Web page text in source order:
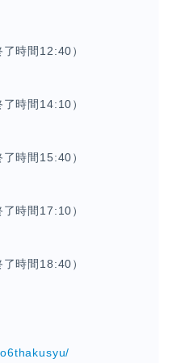
時間12:40）
時間14:10）
時間15:40）
時間17:10）
時間18:40）